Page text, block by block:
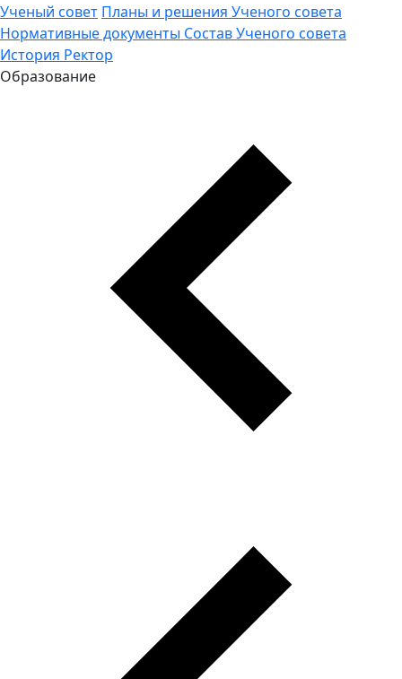
Ученый совет Планы и решения Ученого совета
Нормативные документы Состав Ученого совета
История Ректор
Образование